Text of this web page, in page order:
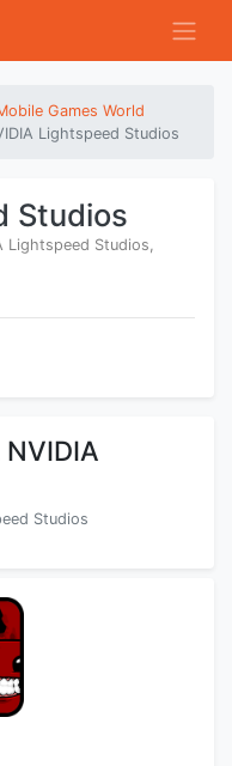
Games World
Lightspeed Studios
Studios
Lightspeed Studios,
Studios